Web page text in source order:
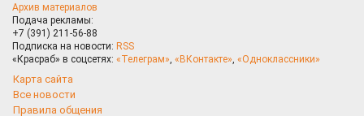
Архив материалов
Подача рекламы:
+7 (391) 211-56-88
Подписка на новости: RSS
«Красраб» в соцсетях: «Телеграм», «ВКонтакте», «Одноклассники»
Карта сайта
Все новости
Правила общения